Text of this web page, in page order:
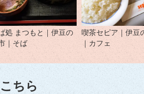
処 まつもと｜伊豆の
｜そば
喫茶セピア｜伊豆
｜カフェ
ちら